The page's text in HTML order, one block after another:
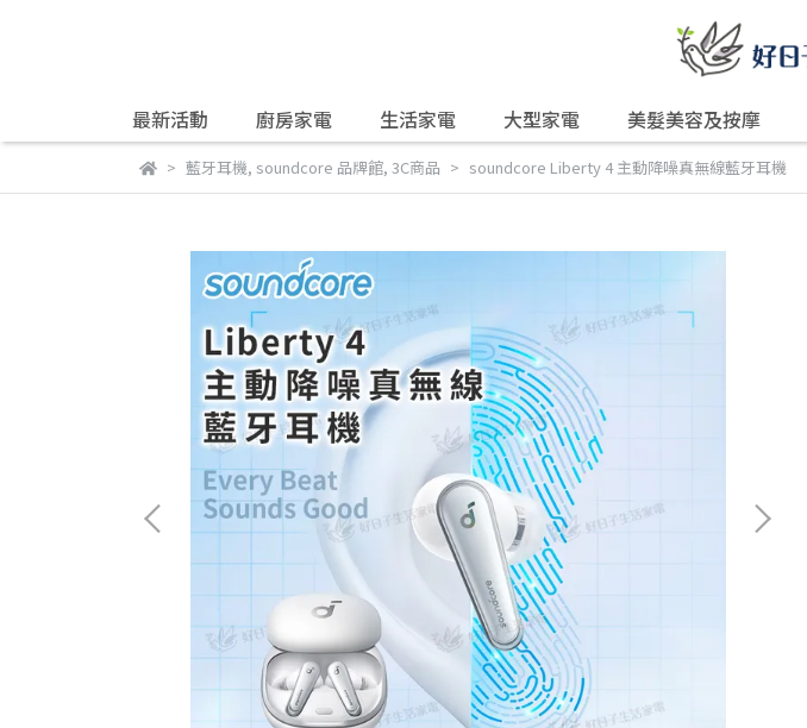
最新活動 廚房家電 生活家電 大型家電 美髮美容及按摩
藍牙耳機, soundcore 品牌館, 3C商品 soundcore Liberty 4 主動降噪真無線藍牙耳機